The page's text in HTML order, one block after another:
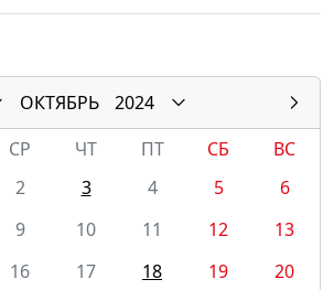
ОКТЯБРЬ
2024
СР ЧТ ПТ СБ
ВС
2 3 4 5
6
9 10 11 12
13
16 17 18 19
20